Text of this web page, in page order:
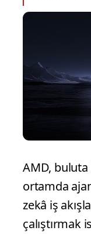
AMD, buluta
ortamda
zekâ iş
çalıştırmak